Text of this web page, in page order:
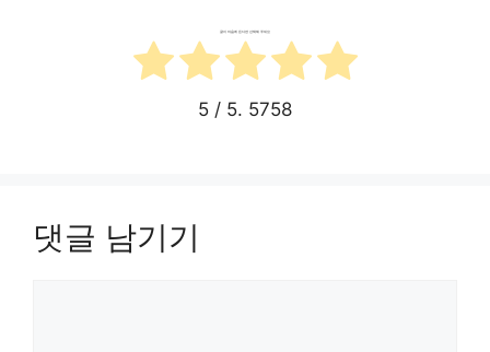
글이 마음에 든다면 선택해 주세요
5 / 5. 5758
댓글 남기기